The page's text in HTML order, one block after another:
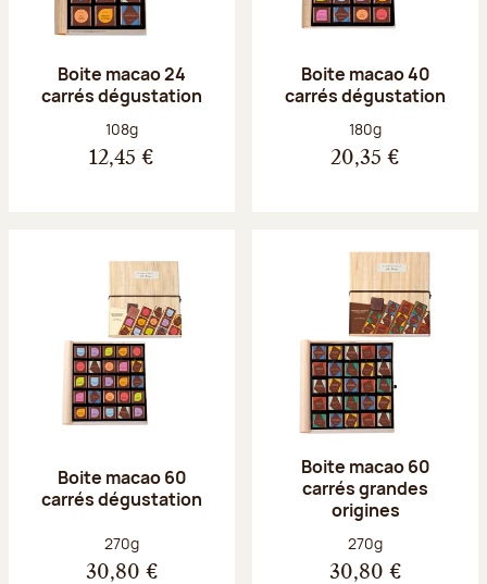
Boite macao 24
carrés dégustation
Poids net :
108g
12,45 €
Boite macao 40
carrés dégustation
Poids net :
180g
20,35 €
Boite macao 60
carrés dégustation
Poids net :
270g
30,80 €
Boite macao 60
carrés grandes
origines
Poids net :
270g
30,80 €